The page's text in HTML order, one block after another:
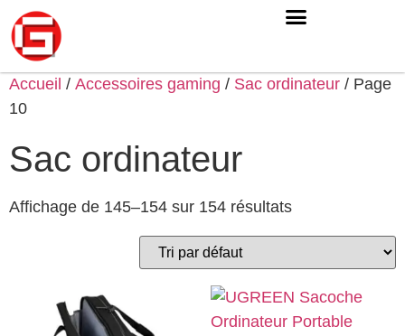
Accueil / Accessoires gaming / Sac ordinateur / Page
10
Sac ordinateur
Affichage de 145–154 sur 154 résultats